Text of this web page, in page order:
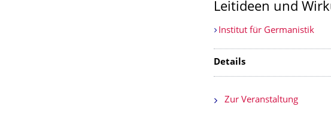
Leitideen und
Institut für Germanistik
Details
Zur Veranstaltung